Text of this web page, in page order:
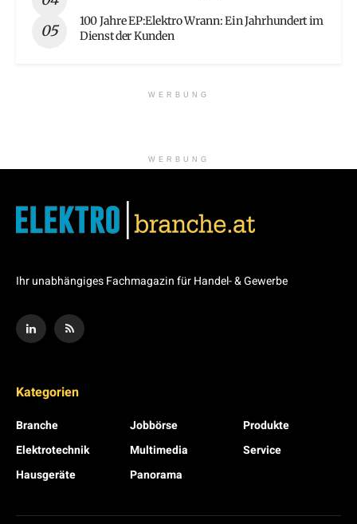
100 Jahre EP:Elektro Wrann: Ein Jahrhundert im
Dienst der Kunden
WERBUNG
WERBUNG
Ihr unabhängiges Fachmagazin für Handel- & Gewerbe
Kategorien
Branche
Elektrotechnik
Hausgeräte
Jobbörse
Multimedia
Panorama
Produkte
Service